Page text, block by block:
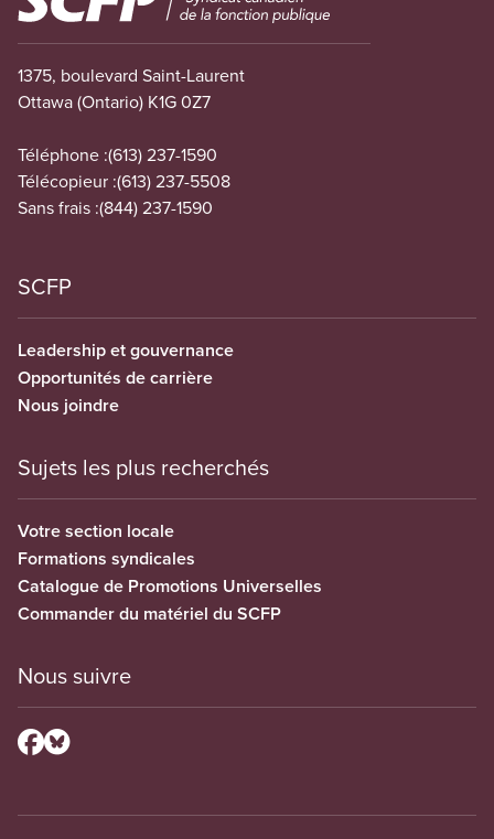
1375, boulevard Saint-Laurent
Ottawa (Ontario) K1G 0Z7
Téléphone :(613) 237-1590
Télécopieur :(613) 237-5508
Sans frais :(844) 237-1590
SCFP
Leadership et gouvernance
Opportunités de carrière
Nous joindre
Sujets les plus recherchés
Votre section locale
Formations syndicales
Catalogue de Promotions Universelles
Commander du matériel du SCFP
Nous suivre